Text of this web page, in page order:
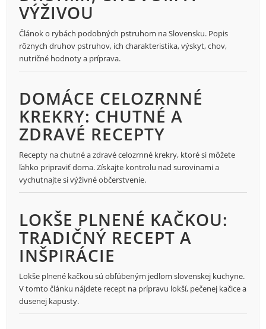
VÝŽIVOU
Článok o rybách podobných pstruhom na Slovensku. Popis
rôznych druhov pstruhov, ich charakteristika, výskyt, chov,
nutričné hodnoty a príprava.
DOMÁCE CELOZRNNÉ
KREKRY: CHUTNÉ A
ZDRAVÉ RECEPTY
Recepty na chutné a zdravé celozrnné krekry, ktoré si môžete
ľahko pripraviť doma. Získajte kontrolu nad surovinami a
vychutnajte si výživné občerstvenie.
LOKŠE PLNENÉ KAČKOU:
TRADIČNÝ RECEPT A
INŠPIRÁCIE
Lokše plnené kačkou sú obľúbeným jedlom slovenskej kuchyne.
V tomto článku nájdete recept na prípravu lokší, pečenej kačice a
dusenej kapusty.